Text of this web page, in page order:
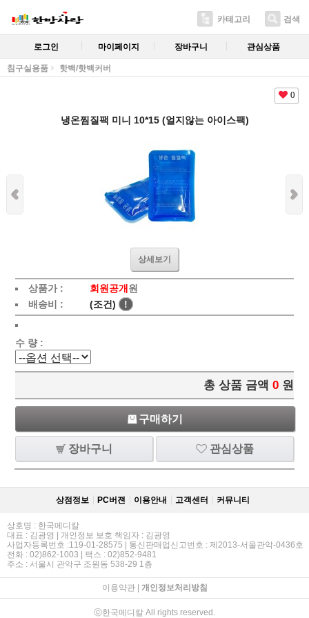
카테고리 검색
로그인 마이페이지 장바구니 관심상품
침구실용품 핫백/핫백커버
0
냉온찜질팩 미니 10*15 (얼지않는 아이스팩)
상세보기
상품가 : 회원공개 원
배송비 :
(조건) !
수 량 :
총 상품 금액 0 원
구매하기
장바구니 관심상품
상점정보 PC버젼 이용안내 고객센터 커뮤니티
상호명 : 한국메디칼
대표 : 김광영 | 개인정보 보호 책임자 : 김광영
사업자등록번호 :119-01-28575 | 통신판매업신고번호 : 제2013-서울관악-0436호
전화 : 02)862-1003 | 팩스 : 02)852-9481
주소 : 서울시 관악구 조원동 538-29 1층
이용약관| 개인정보처리방침
ⓒ한국메디칼 All rights reserved.